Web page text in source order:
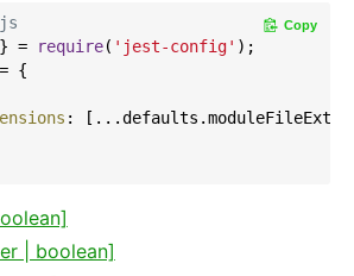
= require( 'jest-config'
{
:
Copy
| boolean]